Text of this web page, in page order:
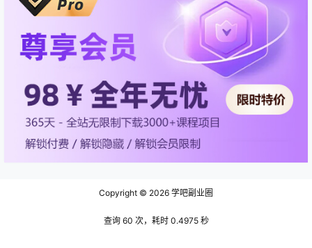
Copyright © 2026 学吧副业圈
查询 60 次，耗时 0.4975 秒